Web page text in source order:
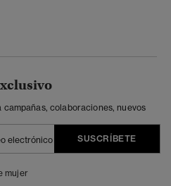
colaboraciones, nuevos
SUSCRÍBETE
mujer